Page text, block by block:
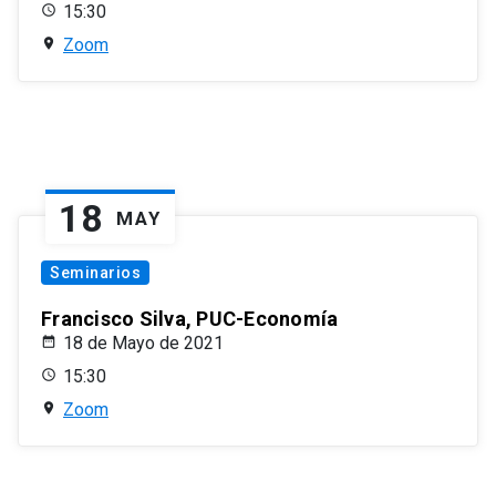
15:30
Zoom
18 MAY
Seminarios
Francisco Silva, PUC-Economía
18 de Mayo de 2021
15:30
Zoom